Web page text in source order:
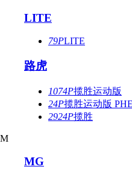
LITE
79PLITE
路虎
1074P揽胜运动版
24P揽胜运动版
2924P揽胜
M
MG